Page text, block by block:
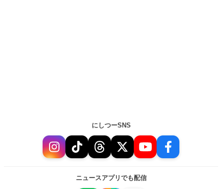
にしつーSNS
ニュースアプリでも配信